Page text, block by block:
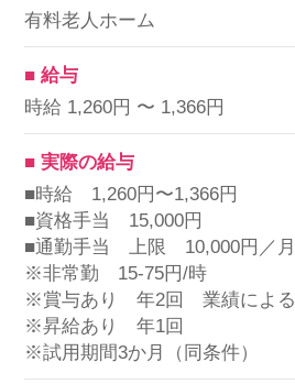
有料老人ホーム
■ 給与
時給 1,260円 〜 1,366円
■ 実際の給与
■時給 1,260円〜1,366円
■資格手当 15,000円
■通勤手当 上限 10,000円／月
※非常勤 15-75円/時
※賞与あり 年2回 業績による
※昇給あり 年1回
※試用期間3か月（同条件）